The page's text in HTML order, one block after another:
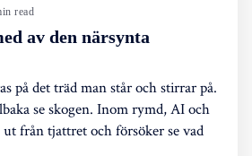
read
av den närsynta
på det träd man står och stirrar på.
se skogen. Inom rymd, AI och
från tjattret och försöker se vad